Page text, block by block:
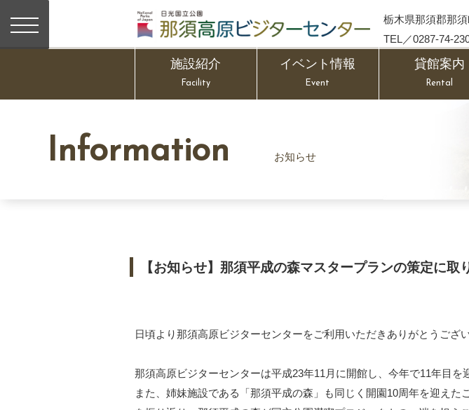
栃木県那須郡那
TEL／0287-74-
施設紹介
Facility
イベント情報
Event
貸館案内
Rental
Information お知らせ
【お知らせ】那須平成の森マスタープランの策定に取
日頃より那須高原ビジターセンターをご利用いただきありがとうござい
那須高原ビジターセンターは平成23年11月に開館し、今年で11年目を
また、姉妹施設である「那須平成の森」も同じく開園10周年を迎え